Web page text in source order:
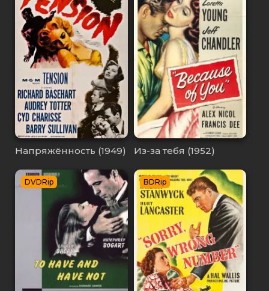
Напряжённость (1949) Из-за тебя (1952)
DVDRip BDRip